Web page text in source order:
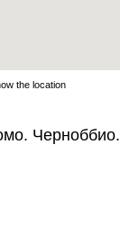
the location
Черноббио.